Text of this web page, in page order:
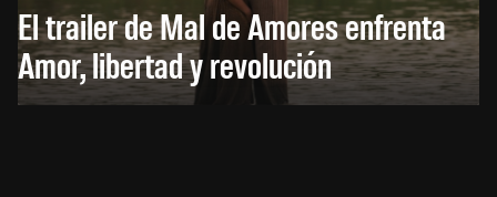
El trailer de Mal de Amores enfrenta
Amor, libertad y revolución